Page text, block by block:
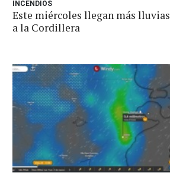
INCENDIOS
Este miércoles llegan más lluvias
a la Cordillera